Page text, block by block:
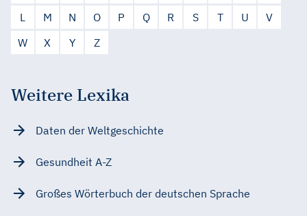
L
M N O P Q R S T U
V
W
X Y Z
Weitere Lexika
Daten der Weltgeschichte
Gesundheit A-Z
Großes Wörterbuch der deutschen Sprache